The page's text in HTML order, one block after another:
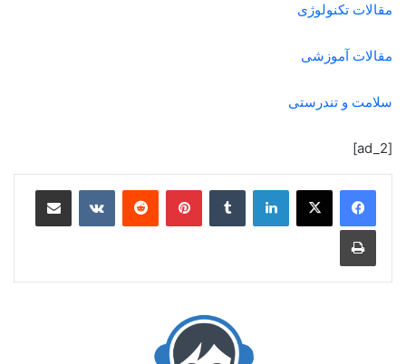
مقالات تکنولوژی
مقالات آموزشی
سلامت و تندرستی
[ad_2]